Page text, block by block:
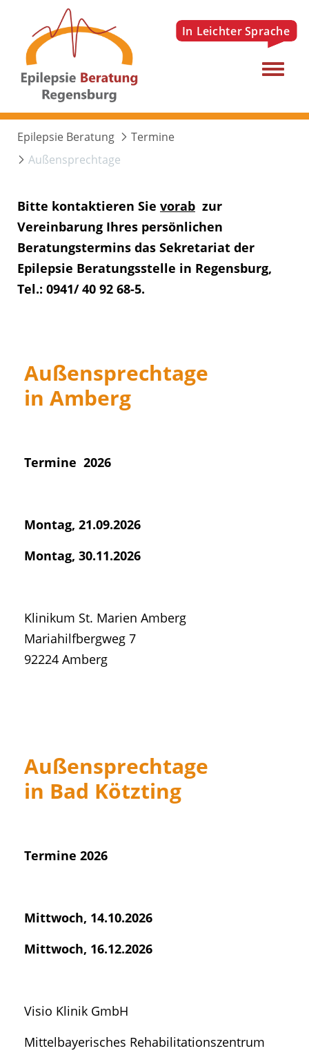
Menu
Epilepsie Beratung
Termine
Außensprechtage
Bitte kontaktieren Sie vorab zur
Vereinbarung Ihres persönlichen
Beratungstermins das Sekretariat der
Epilepsie Beratungsstelle in Regensburg,
Tel.: 0941/ 40 92 68-5.
Außensprechtage
in Amberg
Termine 2026
Montag, 21.09.2026
Montag, 30.11.2026
Klinikum St. Marien Amberg
Mariahilfbergweg 7
92224 Amberg
Außensprechtage
in Bad Kötzting
Termine 2026
Mittwoch, 14.10.2026
Mittwoch, 16.12.2026
Visio Klinik GmbH
Mittelbayerisches Rehabilitationszentrum